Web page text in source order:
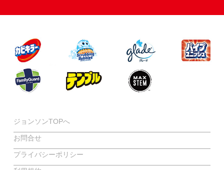
ジョンソンTOPへ
お問合せ
プライバシーポリシー